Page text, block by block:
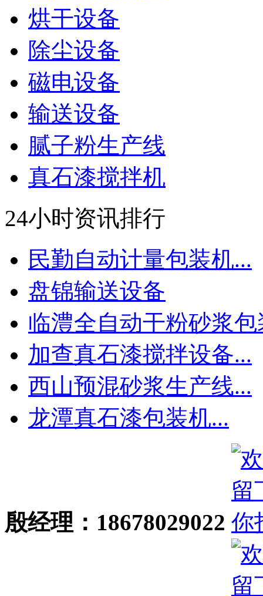
烘干设备
除尘设备
磁电设备
输送设备
腻子粉生产线
真石漆搅拌机
24小时资讯排行
民勤自动计量包装机...
盘锦输送设备
临澧全自动干粉砂浆包
加查真石漆搅拌设备...
西山预混砂浆生产线...
龙潭真石漆包装机...
殷经理：18678029022